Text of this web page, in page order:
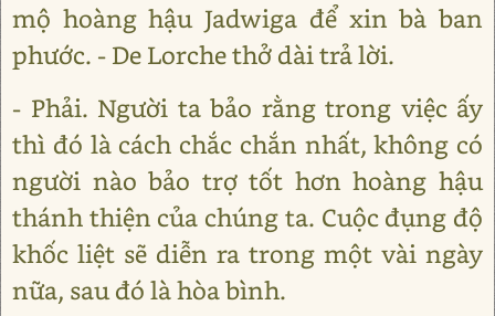
mộ hoàng hậu Jadwiga để xin bà ban
phước. - De Lorche thở dài trả lời.
- Phải. Người ta bảo rằng trong việc ấy
thì đó là cách chắc chắn nhất, không có
người nào bảo trợ tốt hơn hoàng hậu
thánh thiện của chúng ta. Cuộc đụng độ
khốc liệt sẽ diễn ra trong một vài ngày
nữa, sau đó là hòa bình.